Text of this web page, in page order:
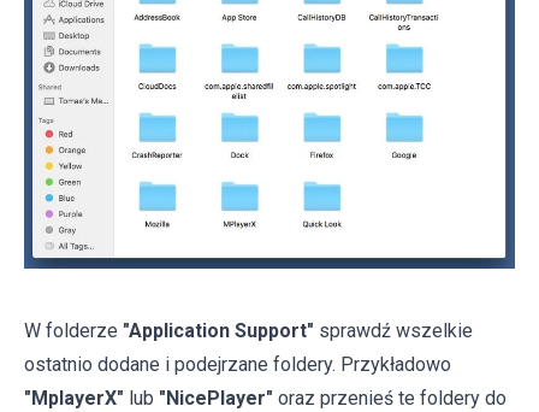
W folderze "Application Support" sprawdź wszelkie
ostatnio dodane i podejrzane foldery. Przykładowo
"MplayerX" lub "NicePlayer" oraz przenieś te foldery do